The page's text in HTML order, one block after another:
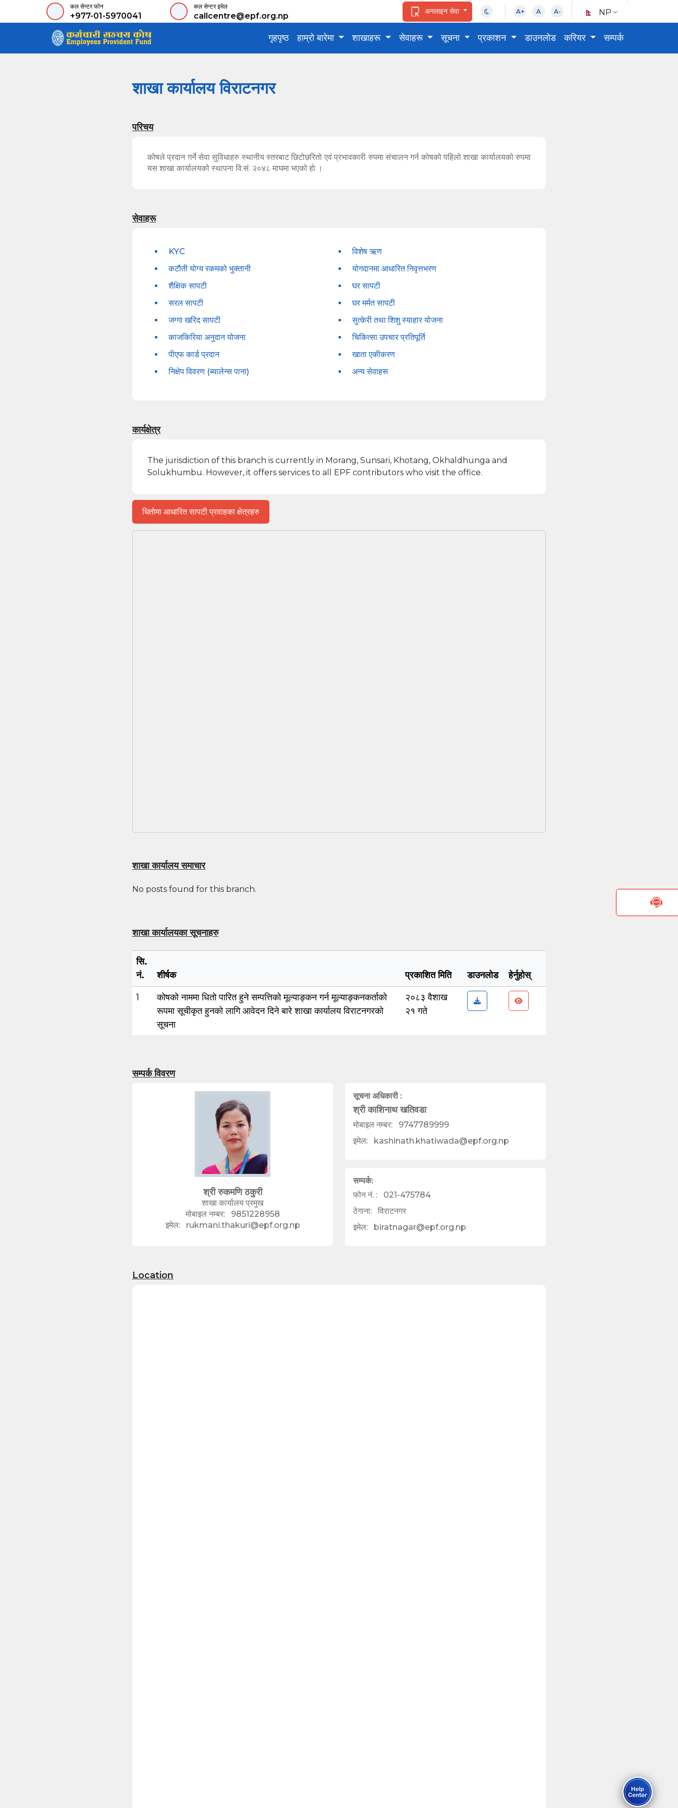
कल सेन्टर फोन
+977-01-5970041
कल सेन्टर इमेल
callcentre@epf.org.np
अनलाइन सेवा A+ A A- NP
गृहपृष्ठ हाम्रो बारेमा शाखाहरू सेवाहरू सूचना प्रकाशन डाउनलोड करियर सम्पर्क
शाखा कार्यालय विराटनगर
परिचय
कोषले प्रदान गर्ने सेवा सुविधाहरु स्थानीय स्तरबाट छिटोछरितो एवं प्रभावकारी रुपमा संचालन गर्न कोषको पहिलो शाखा कार्यालयको रुपमा
यस शाखा कार्यालयको स्थापना वि.सं. २०४८ माघमा भएको हाे ।
सेवाहरू
KYC
विशेष ऋण
कटौती योग्य रकमको भुक्तानी
योगदानमा आधारित निवृत्तभरण
शैक्षिक सापटी
घर सापटी
सरल सापटी
घर मर्मत सापटी
जग्गा खरिद सापटी
सुत्केरी तथा शिशु स्याहार योजना
काजकिरिया अनुदान योजना
चिकित्सा उपचार प्रतिपूर्ति
पीएफ कार्ड प्रदान
खाता एकीकरण
निक्षेप विवरण (ब्यालेन्स पाना)
अन्य सेवाहरू
कार्यक्षेत्र
The jurisdiction of this branch is currently in Morang, Sunsari, Khotang, Okhaldhunga and
Solukhumbu. However, it offers services to all EPF contributors who visit the office.
धितोमा आधारित सापटी प्रवाहका क्षेत्रहरु
शाखा कार्यालय समाचार
No posts found for this branch.
शाखा कार्यालयका सूचनाहरु
सि.
नं.
शीर्षक प्रकाशित मिति डाउनलोड
हेर्नुहोस्
1
कोषको नाममा धितो पारित हुने सम्पत्तिको मूल्याङ्कन गर्न मूल्याङ्कनकर्ताको
रूपमा सूचीकृत हुनको लागि आवेदन दिने बारे शाखा कार्यालय विराटनगरको
सूचना
२०८३ वैशाख
२१ गते
सम्पर्क विवरण
श्री रुकमणि ठकुरी
शाखा कार्यालय प्रमुख
मोबाइल नम्बर:
9851228958
इमेल:
rukmani.thakuri@epf.org.np
सूचना अधिकारी :
श्री काशिनाथ खतिवडा
मोबाइल नम्बर:
9747789999
इमेल:
kashinath.khatiwada@epf.org.np
सम्पर्क:
फोन नं. :
021-475784
ठेगाना:
विराटनगर
इमेल:
biratnagar@epf.org.np
Location